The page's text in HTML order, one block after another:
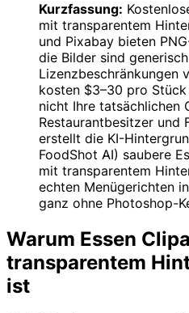
Kurzfassung:
mit transparentem
und Pixabay bieten
die Bilder sind
Lizenzbeschränkungen
kosten $3–30 pro
nicht Ihre tatsächlichen
Restaurantbesitzer und
erstellt die KI-
FoodShot AI) saubere
mit transparentem
echten Menügerichten
ganz ohne Photoshop-
Warum Essen
transparentem
ist